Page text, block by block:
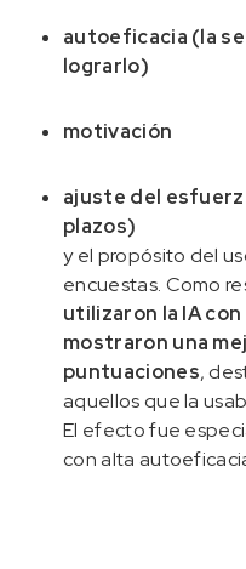
autoeficacia (la
lograrlo)
motivación
ajuste del
plazos)
y el propósito del
encuestas. Como
utilizaron la IA
mostraron una
puntuaciones,
aquellos que la
El efecto fue
con alta